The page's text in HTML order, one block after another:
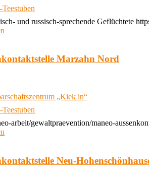
und russisch-sprechende Geflüchtete
Marzahn Nord
„Kiek in“
arbeit/gewaltpraevention/maneo-
Neu-